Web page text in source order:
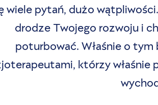
wiele pytań, dużo
drodze Twojego rozwoju i
poturbować. Właśnie o tym
którzy właśnie